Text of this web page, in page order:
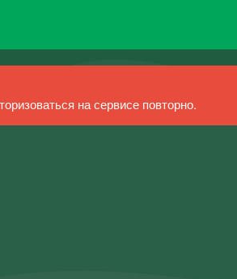
на сервисе повторно.